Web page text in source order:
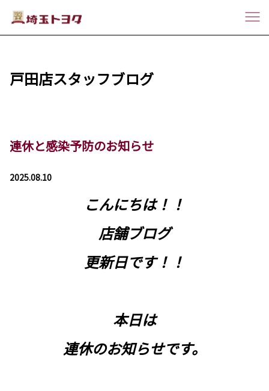
戸田店スタッフブログ
連休と感染予防のお知らせ
2025.08.10
こんにちは！！
店舗ブログ
更新日です！！
本日は
連休のお知らせです。